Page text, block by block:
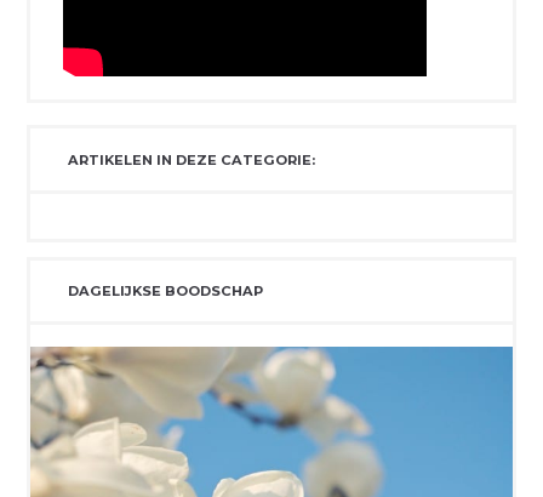
ARTIKELEN IN DEZE CATEGORIE:
DAGELIJKSE BOODSCHAP